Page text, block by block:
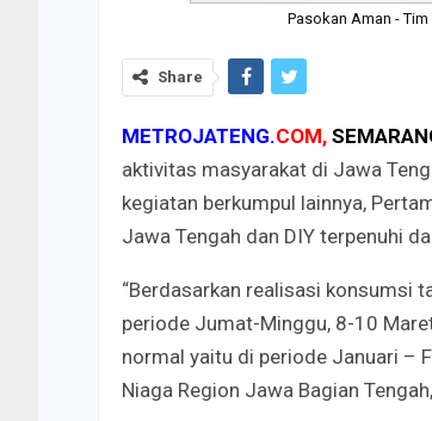
Pasokan Aman -
Share
METROJATENG.COM,
aktivitas masyarakat di Jawa
kegiatan berkumpul lainnya,
Jawa Tengah dan DIY terpenuhi
“Berdasarkan realisasi konsumsi
periode Jumat-Minggu, 8-10
normal yaitu di periode Januari –
Niaga Region Jawa Bagian